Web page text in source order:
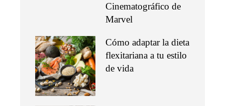
Cinematográfico de
Marvel
Cómo adaptar la dieta
flexitariana a tu estilo
de vida